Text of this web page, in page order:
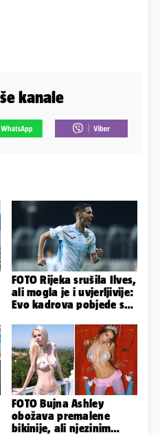
kanale
FOTO Rijeka srušila Ilves,
ali mogla je i uvjerljivije:
Evo kadrova pobjede s
FOTO Bujna Ashley
obožava premalene
bikinije, ali njezinim